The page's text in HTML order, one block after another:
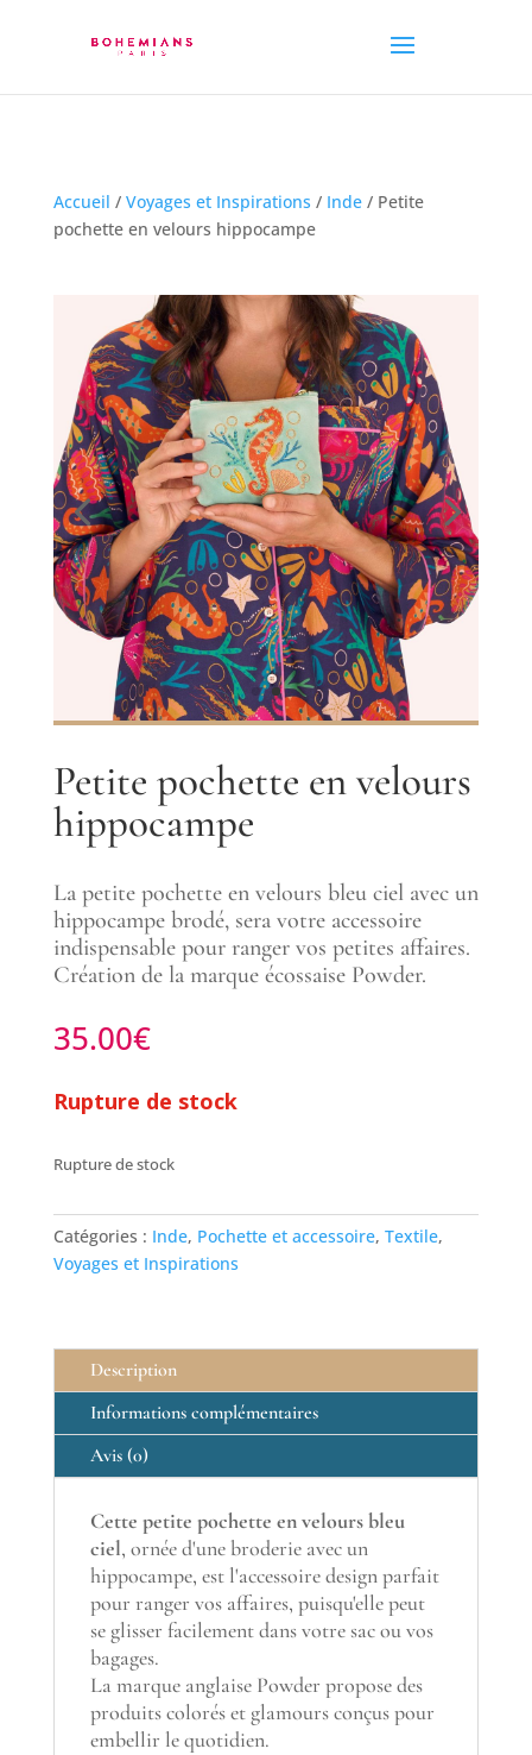
Accueil / Voyages et Inspirations / Inde/ Petite
pochette en velours hippocampe
Petite pochette en velours
hippocampe
La petite pochette en velours bleu ciel avec un
hippocampe brodé, sera votre accessoire
indispensable pour ranger vos petites affaires.
Création de la marque écossaise Powder.
35.00€
Rupture de stock
Rupture de stock
Catégories : Inde, Pochette et accessoire, Textile,
Voyages et Inspirations
Description
Informations complémentaires
Avis (0)
Cette petite pochette en velours bleu
ciel, ornée d'une broderie avec un
hippocampe, est l'accessoire design parfait
pour ranger vos affaires, puisqu'elle peut
se glisser facilement dans votre sac ou vos
bagages.
La marque anglaise Powder propose des
produits colorés et glamours conçus pour
embellir le quotidien.